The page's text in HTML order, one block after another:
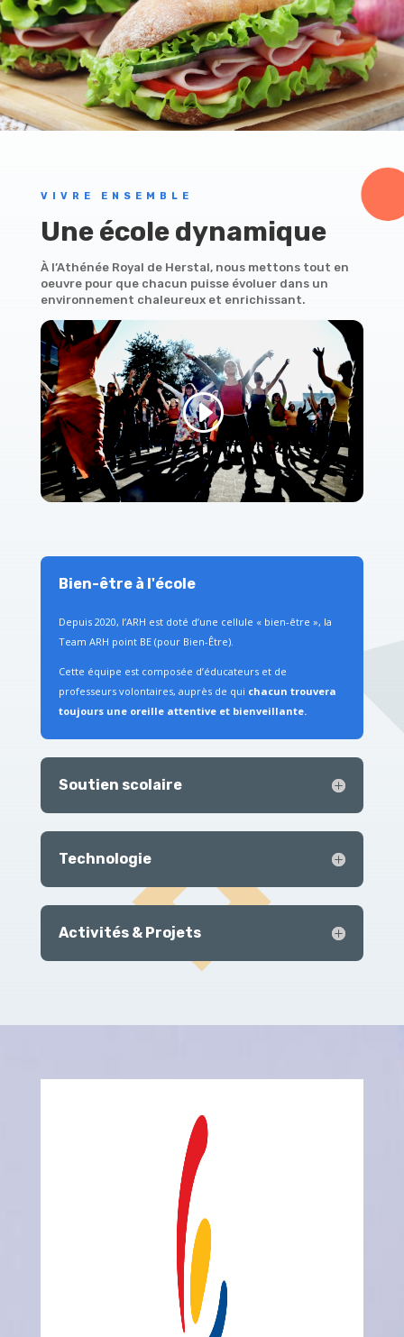
VIVRE ENSEMBLE
Une école dynamique
À l’Athénée Royal de Herstal, nous mettons tout en
oeuvre pour que chacun puisse évoluer dans un
environnement chaleureux et enrichissant.
Bien-être à l'école
Depuis 2020, l’ARH est doté d’une cellule « bien-être », la
Team ARH point BE (pour Bien-Être).
Cette équipe est composée d’éducateurs et de
professeurs volontaires, auprès de qui chacun trouvera
toujours une oreille attentive et bienveillante.
Soutien scolaire
Technologie
Activités & Projets